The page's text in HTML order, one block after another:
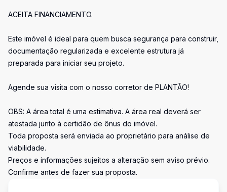
ACEITA FINANCIAMENTO.
Este imóvel é ideal para quem busca segurança para construir,
documentação regularizada e excelente estrutura já
preparada para iniciar seu projeto.
Agende sua visita com o nosso corretor de PLANTÃO!
OBS: A área total é uma estimativa. A área real deverá ser
atestada junto à certidão de ônus do imóvel.
Toda proposta será enviada ao proprietário para análise de
viabilidade.
Preços e informações sujeitos a alteração sem aviso prévio.
Confirme antes de fazer sua proposta.